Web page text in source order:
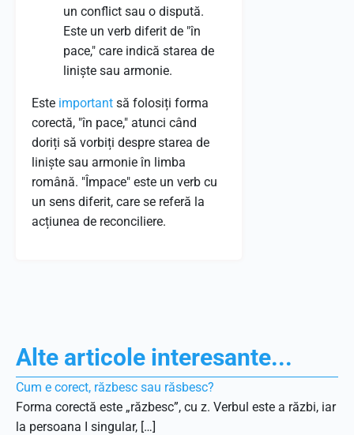
un conflict sau o dispută.
Este un verb diferit de "în
pace," care indică starea de
liniște sau armonie.
Este important să folosiți forma
corectă, "în pace," atunci când
doriți să vorbiți despre starea de
liniște sau armonie în limba
română. "Împace" este un verb cu
un sens diferit, care se referă la
acțiunea de reconciliere.
Alte articole interesante...
Cum e corect, răzbesc sau răsbesc?
Forma corectă este „răzbesc”, cu z. Verbul este a răzbi, iar
la persoana I singular, […]